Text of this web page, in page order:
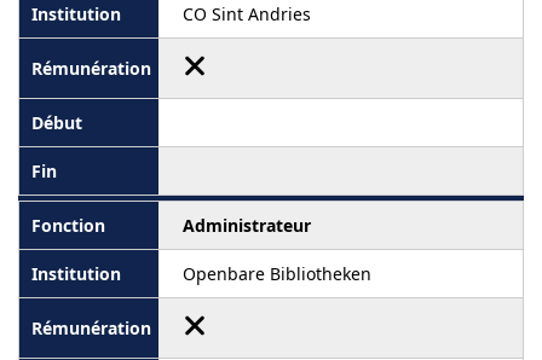
CO Sint Andries
Administrateur
Openbare Bibliotheken